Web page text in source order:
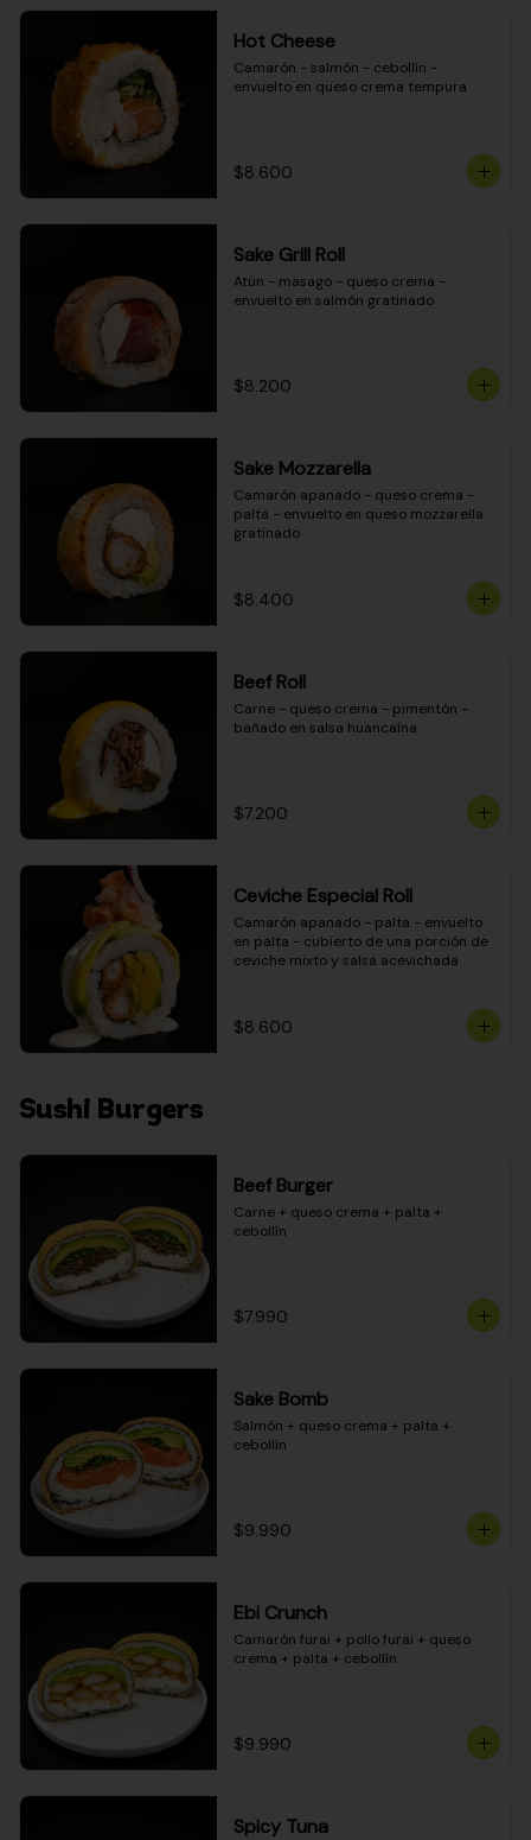
Hot Cheese
Camarón - salmón - cebollín -
envuelto en queso crema tempura
$8.600
Sake Grill Roll
Atún - masago - queso crema -
envuelto en salmón gratinado
$8.200
Sake Mozzarella
Camarón apanado - queso crema -
palta - envuelto en queso mozzarella
gratinado
$8.400
Beef Roll
Carne - queso crema - pimentón -
bañado en salsa huancaína
$7.200
Ceviche Especial Roll
Camarón apanado - palta - envuelto
en palta - cubierto de una porción de
ceviche mixto y salsa acevichada
$8.600
Sushi Burgers
Beef Burger
Carne + queso crema + palta +
cebollín
$7.990
Sake Bomb
Salmón + queso crema + palta +
cebollín
$9.990
Ebi Crunch
Camarón furai + pollo furai + queso
crema + palta + cebollín
$9.990
Spicy Tuna